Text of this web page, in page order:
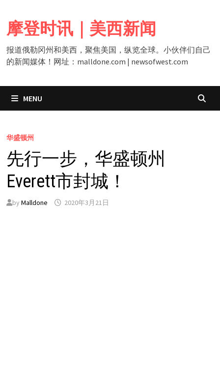
content
摩登时讯｜美西新闻
报道俄勒冈州和美西，聚焦美国，纵览全球。小伙伴们自己
的新闻媒体！网址：malldone.com | newsofwest.com
MENU
华盛顿州
先行一步，华盛顿州
Everett市封城！
by Malldone 2020年3月21日